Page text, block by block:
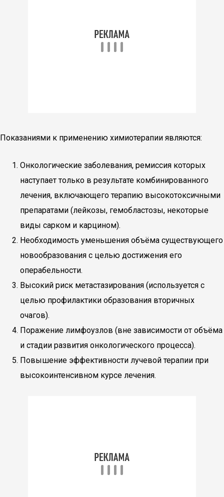
Показаниями к применению химиотерапии являются:
Онкологические заболевания, ремиссия которых
наступает только в результате комбинированного
лечения, включающего терапию высокотоксичными
препаратами (лейкозы, гемобластозы, некоторые
виды сарком и карцином).
Необходимость уменьшения объёма существующего
новообразования с целью достижения его
операбельности.
Высокий риск метастазирования (используется с
целью профилактики образования вторичных
очагов).
Поражение лимфоузлов (вне зависимости от объёма
и стадии развития онкологического процесса).
Повышение эффективности лучевой терапии при
высокоинтенсивном курсе лечения.